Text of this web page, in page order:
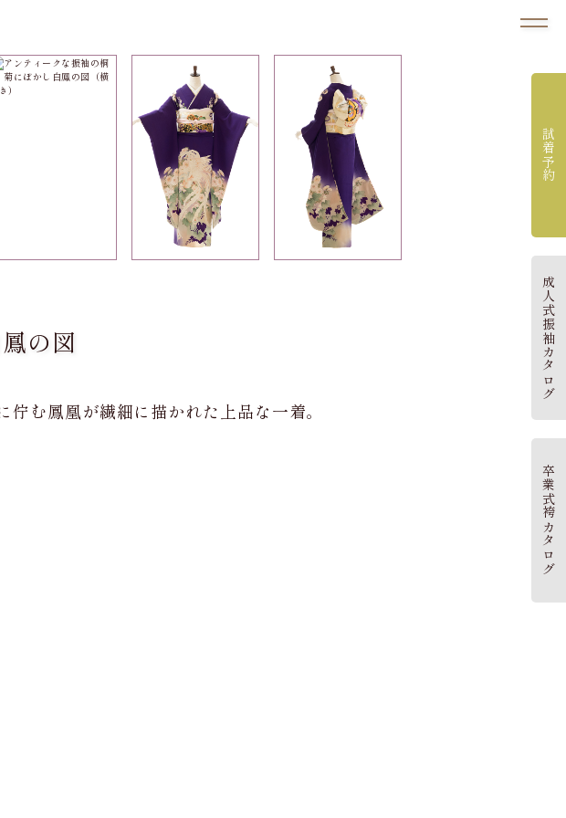
試着予約
成人式振袖カタログ
卒業式袴カタログ
の図
む鳳凰が繊細に描かれた上品な一着。